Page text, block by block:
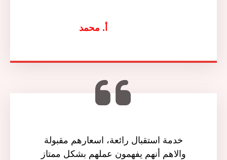
أ. محمد
خدمة استقبال رائعة، اسعارهم مقبولة
والاهم أنهم يفهمون عملهم بشكل ممتاز